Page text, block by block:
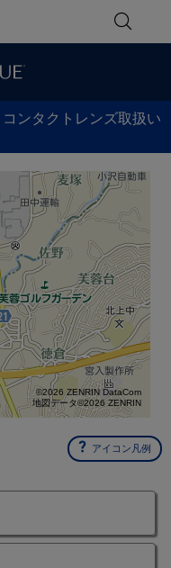
コンタクトレンズ取扱い
©2026 ZENRIN DataCom
地図データ©2026 ZENRIN
アイコン凡例